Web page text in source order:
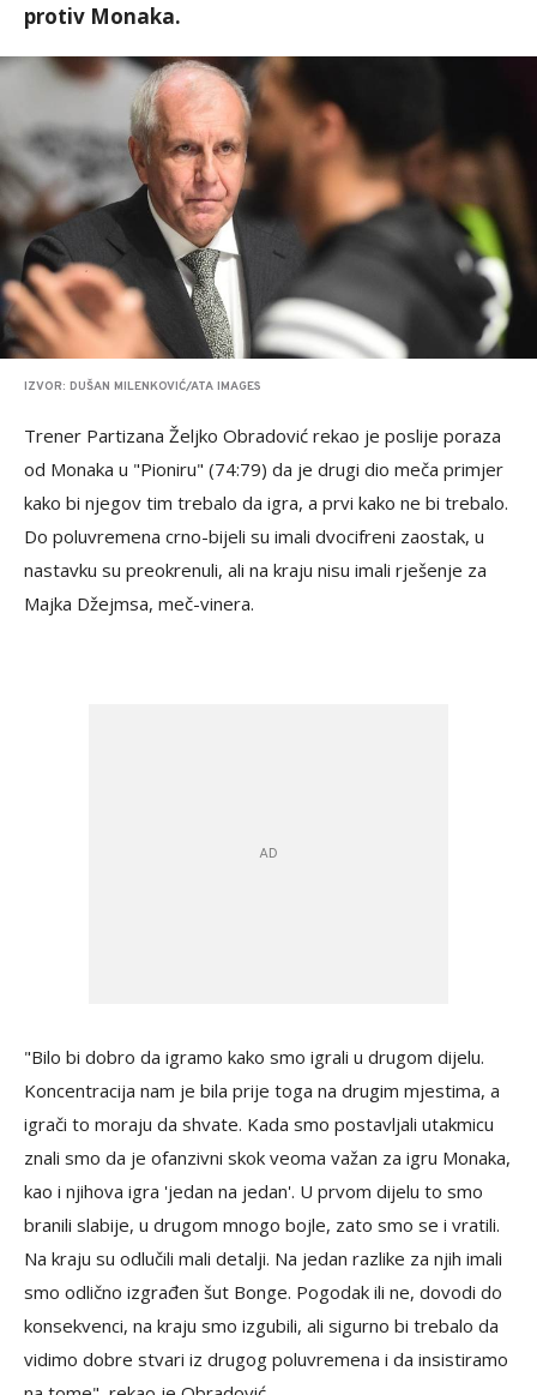
protiv Monaka.
IZVOR: DUŠAN MILENKOVIĆ/ATA IMAGES
Trener Partizana Željko Obradović rekao je poslije poraza
od Monaka u "Pioniru" (74:79) da je drugi dio meča primjer
kako bi njegov tim trebalo da igra, a prvi kako ne bi trebalo.
Do poluvremena crno-bijeli su imali dvocifreni zaostak, u
nastavku su preokrenuli, ali na kraju nisu imali rješenje za
Majka Džejmsa, meč-vinera.
"Bilo bi dobro da igramo kako smo igrali u drugom dijelu.
Koncentracija nam je bila prije toga na drugim mjestima, a
igrači to moraju da shvate. Kada smo postavljali utakmicu
znali smo da je ofanzivni skok veoma važan za igru Monaka,
kao i njihova igra 'jedan na jedan'. U prvom dijelu to smo
branili slabije, u drugom mnogo bojle, zato smo se i vratili.
Na kraju su odlučili mali detalji. Na jedan razlike za njih imali
smo odlično izgrađen šut Bonge. Pogodak ili ne, dovodi do
konsekvenci, na kraju smo izgubili, ali sigurno bi trebalo da
vidimo dobre stvari iz drugog poluvremena i da insistiramo